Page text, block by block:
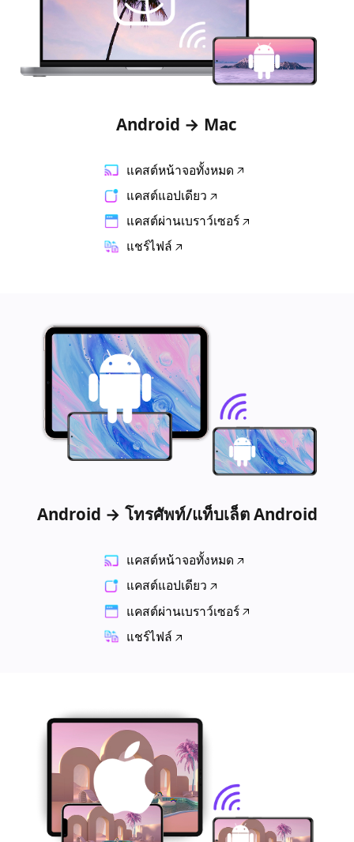
Android → Mac
แคสต์หน้าจอทั้งหมด
แคสต์แอปเดียว
แคสต์ผ่านเบราว์เซอร์
แชร์ไฟล์
Android → โทรศัพท์/แท็บเล็ต Android
แคสต์หน้าจอทั้งหมด
แคสต์แอปเดียว
แคสต์ผ่านเบราว์เซอร์
แชร์ไฟล์